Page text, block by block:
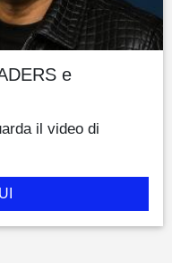
e
il video di